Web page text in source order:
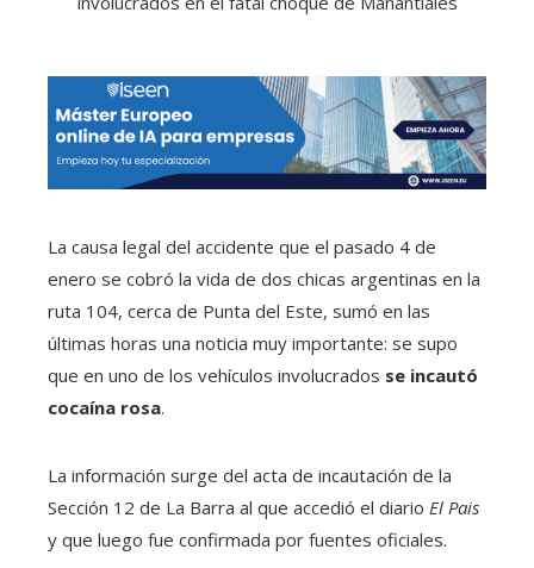
La causa legal del accidente que el pasado 4 de
enero se cobró la vida de dos chicas argentinas en la
ruta 104, cerca de Punta del Este, sumó en las
últimas horas una noticia muy importante: se supo
que en uno de los vehículos involucrados se incautó
cocaína rosa.
La información surge del acta de incautación de la
Sección 12 de La Barra al que accedió el diario El Pais
y que luego fue confirmada por fuentes oficiales.